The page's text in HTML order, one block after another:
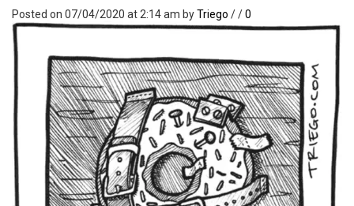
Posted on 07/04/2020 at 2:14 am byTriego //0